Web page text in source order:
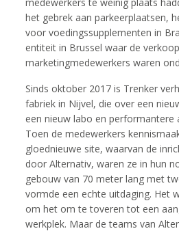
het gebrek aan parkeerplaatsen,
voor voedingssupplementen in
entiteit in Brussel waar de
marketingmedewerkers waren
Sinds oktober 2017 is Trenker
fabriek in Nijvel, die over een
een nieuw labo en performantere
Toen de medewerkers
gloednieuwe site, waarvan de
door Alternativ, waren ze in hun
gebouw van 70 meter lang met
vormde een echte uitdaging. Het
om het om te toveren tot een
werkplek. Maar de teams van